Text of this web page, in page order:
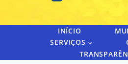
INÍCIO
SERVIÇOS